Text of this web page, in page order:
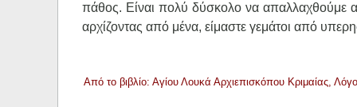
πάθος. Είναι πολύ δύσκολο να απαλλαχθούμε
αρχίζοντας από μένα, είμαστε γεμάτοι από
Από το βιβλίο: Αγίου Λουκά Αρχιεπισκόπου Κριμαίας,